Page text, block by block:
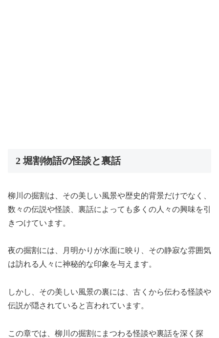
2 堀割物語の怪談と裏話
柳川の掘割は、その美しい風景や歴史的背景だけでなく、
数々の伝説や怪談、裏話によっても多くの人々の興味を引
きつけています。
夜の掘割には、月明かりが水面に映り、その静寂な雰囲気
は訪れる人々に神秘的な印象を与えます。
しかし、その美しい風景の裏には、古くから伝わる怪談や
伝説が隠されていると言われています。
この章では、柳川の掘割にまつわる怪談や裏話を深く探